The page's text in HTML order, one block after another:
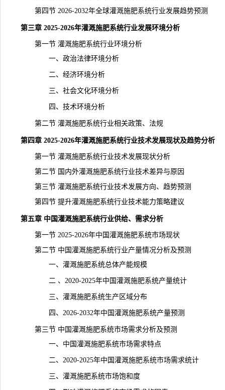
第四节 2026-2032年全球灌溉施肥系统行业发展趋势预测
第三章 2025-2026年灌溉施肥系统行业发展环境分析
第一节 灌溉施肥系统行业环境分析
一、政治法律环境分析
二、经济环境分析
三、社会文化环境分析
四、技术环境分析
第二节 灌溉施肥系统行业相关政策、法规
第四章 2025-2026年灌溉施肥系统行业技术发展现状及趋势分析
第一节 灌溉施肥系统行业技术发展现状分析
第二节 国内外灌溉施肥系统行业技术差异与原因
第三节 灌溉施肥系统行业技术发展方向、趋势预测
第四节 提升灌溉施肥系统行业技术能力策略建议
第五章 中国灌溉施肥系统行业供给、需求分析
第一节 2025-2026年中国灌溉施肥系统市场现状
第二节 中国灌溉施肥系统行业产量情况分析及预测
一、灌溉施肥系统总体产能规模
二 、2020-2025年中国灌溉施肥系统产量统计
三、灌溉施肥系统生产区域分布
四、2026-2032年中国灌溉施肥系统产量预测
第三节 中国灌溉施肥系统市场需求分析及预测
一、中国灌溉施肥系统市场需求特点
二、2020-2025年中国灌溉施肥系统市场需求统计
三、灌溉施肥系统市场饱和度